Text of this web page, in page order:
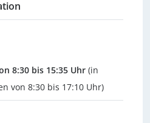
8:30 bis 15:35 Uhr (in
von 8:30 bis 17:10 Uhr)